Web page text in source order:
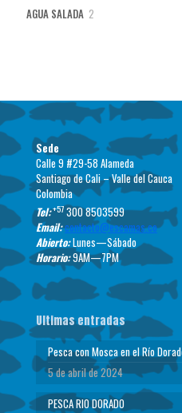
AGUA SALADA 2
Sede
Calle 9 #29-58 Alameda
Santiago de Cali – Valle del Cauca
Colombia
Tel:+57300 8503599
Email:contacto@escamas.co
Abierto:Lunes—Sábado
Horario:9AM—7PM
Ultimas entradas
Pesca con Mosca en el Río
5 de abril de 2024
PESCA RIO DORADO